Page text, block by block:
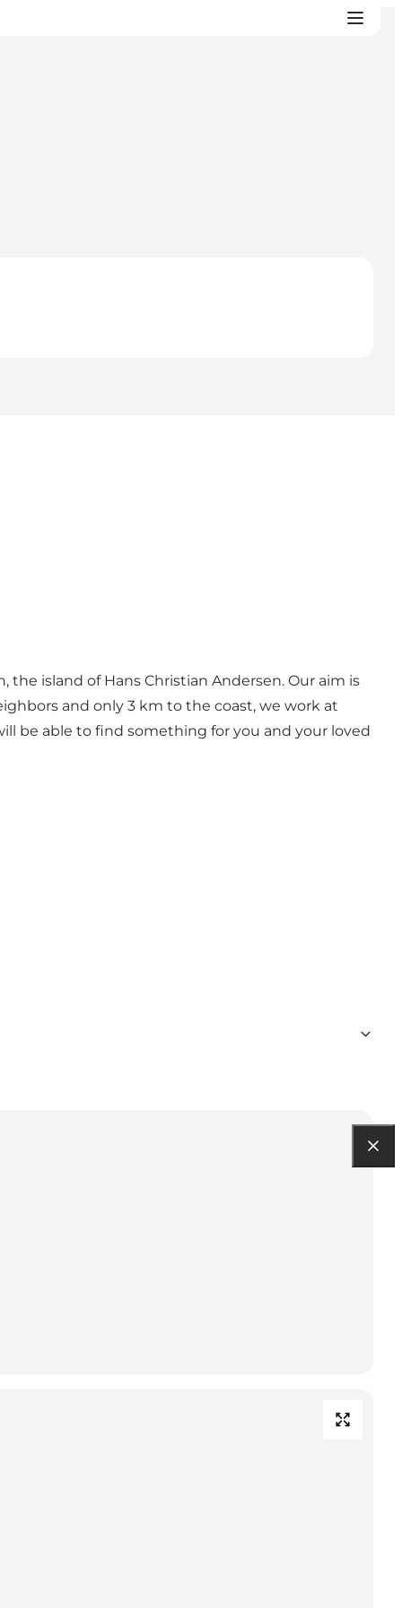
island of Hans Christian Andersen. Our aim is
and only 3 km to the coast, we work at
be able to find something for you and your loved